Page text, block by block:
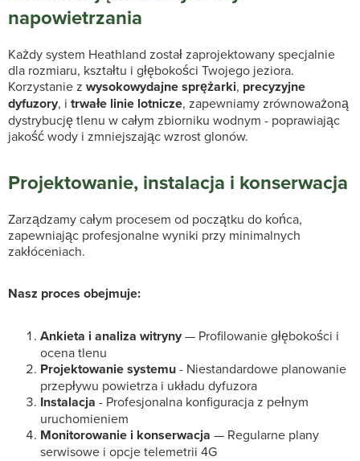
napowietrzania
Każdy system Heathland został zaprojektowany specjalnie
dla rozmiaru, kształtu i głębokości Twojego jeziora.
Korzystanie z wysokowydajne sprężarki, precyzyjne
dyfuzory, i trwałe linie lotnicze, zapewniamy zrównoważoną
dystrybucję tlenu w całym zbiorniku wodnym - poprawiając
jakość wody i zmniejszając wzrost glonów.
Projektowanie, instalacja i konserwacja
Zarządzamy całym procesem od początku do końca,
zapewniając profesjonalne wyniki przy minimalnych
zakłóceniach.
Nasz proces obejmuje:
Ankieta i analiza witryny— Profilowanie głębokości i
ocena tlenu
Projektowanie systemu- Niestandardowe planowanie
przepływu powietrza i układu dyfuzora
Instalacja - Profesjonalna konfiguracja z pełnym
uruchomieniem
Monitorowanie i konserwacja — Regularne plany
serwisowe i opcje telemetrii 4G